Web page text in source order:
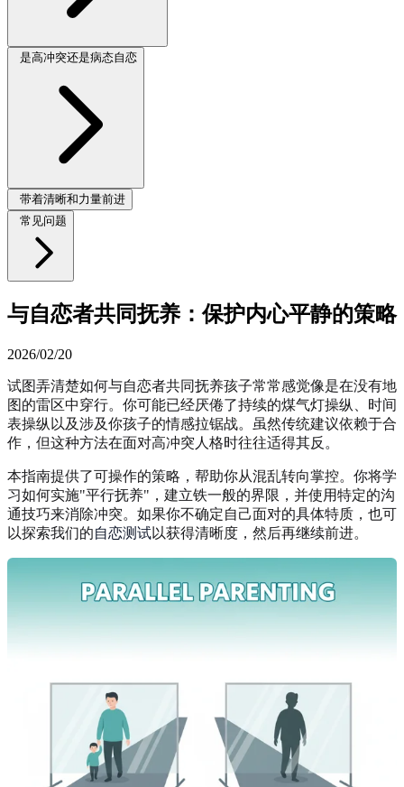
是高冲突还是病态自恋
带着清晰和力量前进
常见问题
与自恋者共同抚养：保护内心平静的策略
2026/02/20
试图弄清楚如何与自恋者共同抚养孩子常常感觉像是在没有地
图的雷区中穿行。你可能已经厌倦了持续的煤气灯操纵、时间
表操纵以及涉及你孩子的情感拉锯战。虽然传统建议依赖于合
作，但这种方法在面对高冲突人格时往往适得其反。
本指南提供了可操作的策略，帮助你从混乱转向掌控。你将学
习如何实施"平行抚养"，建立铁一般的界限，并使用特定的沟
通技巧来消除冲突。如果你不确定自己面对的具体特质，也可
以探索我们的自恋测试以获得清晰度，然后再继续前进。